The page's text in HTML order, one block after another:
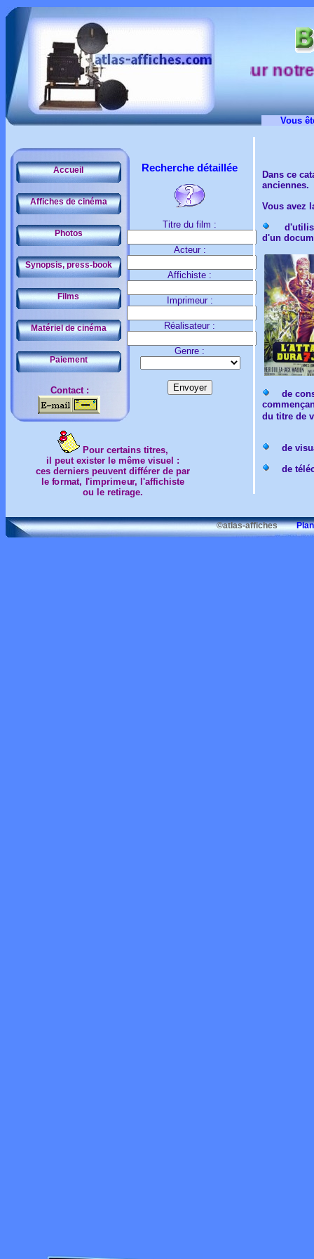
sur notre
Vous
Accueil
Affiches de cinéma
Photos
Synopsis, press-book
Films
Matériel de cinéma
Paiement
Contact :
Recherche détaillée
Titre du film :
Acteur :
Affichiste :
Imprimeur :
Réalisateur :
Genre :
Pour certains titres,
il peut exister le même visuel :
ces derniers peuvent différer de par
le format, l'imprimeur, l'affichiste
ou le retirage.
Dans ce
anciennes.
Vous avez
d'un
de
du titre de
de
de
©atlas-affiches Plan